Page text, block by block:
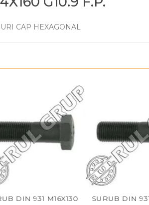
CAP HEXAGONAL
SURUB DIN 931 M22X100